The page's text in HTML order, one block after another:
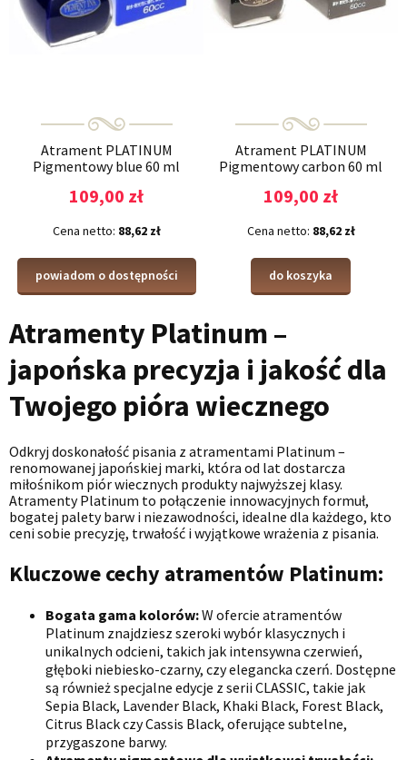
Atrament PLATINUM
Pigmentowy blue 60 ml
109,00 zł
Cena netto: 88,62 zł
powiadom o dostępności
Atrament PLATINUM
Pigmentowy carbon 60 ml
109,00 zł
Cena netto: 88,62 zł
do koszyka
Atramenty Platinum –
japońska precyzja i jakość dla
Twojego pióra wiecznego
Odkryj doskonałość pisania z atramentami Platinum –
renomowanej japońskiej marki, która od lat dostarcza
miłośnikom piór wiecznych produkty najwyższej klasy.
Atramenty Platinum to połączenie innowacyjnych formuł,
bogatej palety barw i niezawodności, idealne dla każdego, kto
ceni sobie precyzję, trwałość i wyjątkowe wrażenia z pisania.
Kluczowe cechy atramentów Platinum:
Bogata gama kolorów:W ofercie atramentów
Platinum znajdziesz szeroki wybór klasycznych i
unikalnych odcieni, takich jak intensywna czerwień,
głęboki niebiesko-czarny, czy elegancka czerń. Dostępne
są również specjalne edycje z serii CLASSIC, takie jak
Sepia Black, Lavender Black, Khaki Black, Forest Black,
Citrus Black czy Cassis Black, oferujące subtelne,
przygaszone barwy.